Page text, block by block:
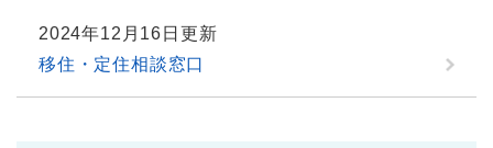
2024年12月16日更新
移住・定住相談窓口